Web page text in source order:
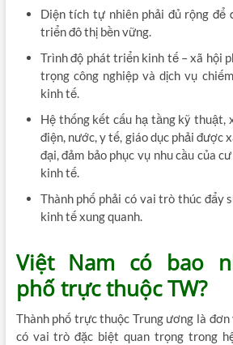
Diện tích tự nhiên phải đủ rộng để
triển đô thị bền vững.
Trình độ phát triển kinh tế – xã hội
trọng công nghiệp và dịch vụ
kinh tế.
Hệ thống kết cấu hạ tầng kỹ thuật,
điện, nước, y tế, giáo dục phải được
đại, đảm bảo phục vụ nhu cầu của
kinh tế.
Thành phố phải có vai trò thúc đẩy
kinh tế xung quanh.
Việt Nam có bao
phố trực thuộc TW?
Thành phố trực thuộc Trung ương là
có vai trò đặc biệt quan trọng trong